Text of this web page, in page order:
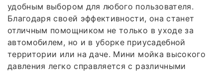
удобным выбором для любого пользователя.
Благодаря своей эффективности, она станет
отличным помощником не только в уходе за
автомобилем, но и в уборке приусадебной
территории или на даче. Мини мойка высокого
давления легко справляется с различными